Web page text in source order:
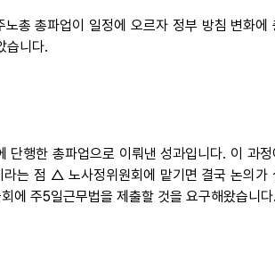
총 총파업이 일정에 오르자 정부 방침 변화에
습니다.
행한 총파업으로 이뤄낸 성과입니다. 이 과정
는 점 △ 노사정위원회에 맡기면 결국 논의가
에 주5일근무법을 제출할 것을 요구해왔습니다.